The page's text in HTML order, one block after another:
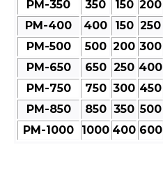
РМ-350 350 150 200
РМ-400
400 150 250
РМ-500
500 200 300
РМ-650
650 250 400
РМ-750
750 300 450
РМ-850
850 350 500
РМ-1000
1000 400 600